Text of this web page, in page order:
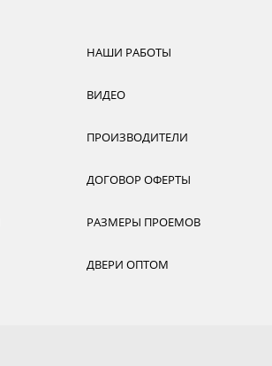
НАШИ РАБОТЫ
ВИДЕО
ПРОИЗВОДИТЕЛИ
ДОГОВОР ОФЕРТЫ
РАЗМЕРЫ ПРОЕМОВ
ДВЕРИ ОПТОМ